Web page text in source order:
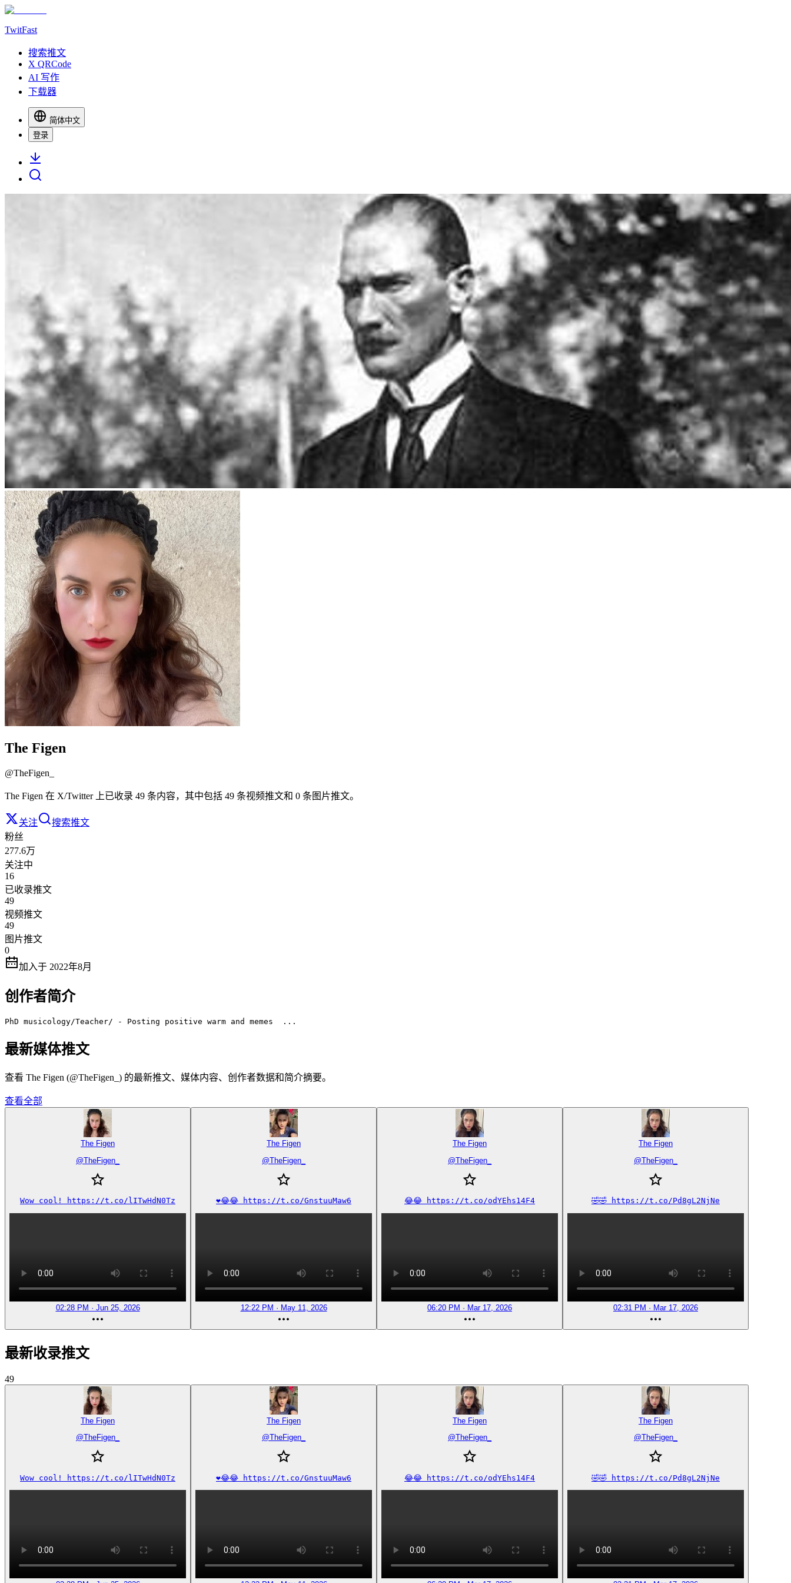
TwitFast
搜索推文
X QRCode
AI 写作
下载器
简体中文
登录
The Figen
@TheFigen_
The Figen 在 X/Twitter 上已收录 49 条内容，其中包括 49 条视频推文和 0 条图片推文。
关注
搜索推文
粉丝
277.6万
关注中
16
已收录推文
49
视频推文
49
图片推文
0
加入于 2022年8月
创作者简介
PhD musicology/Teacher/ - Posting positive warm and memes  ...
最新媒体推文
查看 The Figen (@TheFigen_) 的最新推文、媒体内容、创作者数据和简介摘要。
查看全部
The Figen
@TheFigen_
Wow cool! https://t.co/lITwHdN0Tz
02:28 PM · Jun 25, 2026
The Figen
@TheFigen_
❤️😂😂 https://t.co/GnstuuMaw6
12:22 PM · May 11, 2026
The Figen
@TheFigen_
😂😂 https://t.co/odYEhs14F4
06:20 PM · Mar 17, 2026
The Figen
@TheFigen_
🤣🤣 https://t.co/Pd8gL2NjNe
02:31 PM · Mar 17, 2026
最新收录推文
49
The Figen
@TheFigen_
Wow cool! https://t.co/lITwHdN0Tz
The Figen
@TheFigen_
❤️😂😂 https://t.co/GnstuuMaw6
The Figen
@TheFigen_
😂😂 https://t.co/odYEhs14F4
The Figen
@TheFigen_
🤣🤣 https://t.co/Pd8gL2NjNe